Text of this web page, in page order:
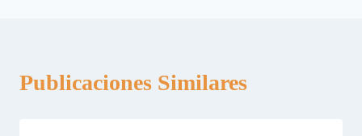
Publicaciones Similares